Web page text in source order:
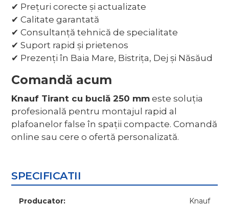
✔ Prețuri corecte și actualizate
✔ Calitate garantată
✔ Consultanță tehnică de specialitate
✔ Suport rapid și prietenos
✔ Prezenți în Baia Mare, Bistrița, Dej și Năsăud
Comandă acum
Knauf Tirant cu buclă 250 mm este soluția
profesională pentru montajul rapid al
plafoanelor false în spații compacte. Comandă
online sau cere o ofertă personalizată.
SPECIFICATII
Producator: Knauf